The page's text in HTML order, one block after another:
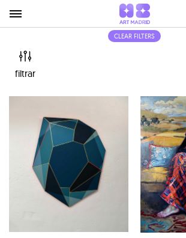
CLEAR FILTERS
filtrar